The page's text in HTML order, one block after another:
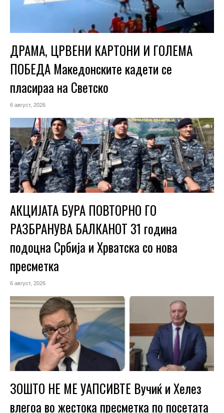
ДРАМА, ЦРВЕНИ КАРТОНИ И ГОЛЕМА
ПОБЕДА Македонските кадети се
пласираа на Светско
6 август, 2026
АКЦИЈАТА БУРА ПОВТОРНО ГО
РАЗБРАНУВА БАЛКАНОТ 31 година
подоцна Србија и Хрватска со нова
пресметка
6 август, 2026
ЗОШТО НЕ МЕ УАПСИВТЕ Вучиќ и Хелез
влегоа во жестока пресметка по посетата